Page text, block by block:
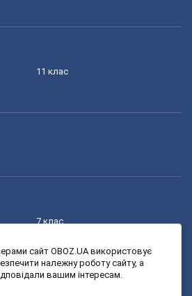
11 клас
7 клас
9 клас
сайт OBOZ.UA використовує
належну роботу сайту, а
вашим інтересам.